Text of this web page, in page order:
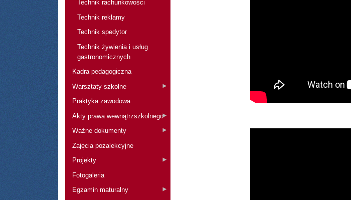
Technik rachunkowości
Technik reklamy
Technik spedytor
Technik żywienia i usług
gastronomicznych
Kadra pedagogiczna
Warsztaty szkolne
Praktyka zawodowa
Akty prawa wewnątrzszkolnego
Ważne dokumenty
Zajęcia pozalekcyjne
Projekty
Fotogaleria
Egzamin maturalny